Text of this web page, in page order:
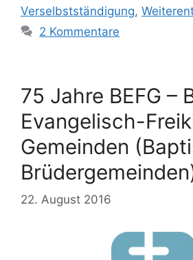
Verselbstständigung,
2 Kommentare
75 Jahre BEFG –
Evangelisch-
Gemeinden
22. August 2016